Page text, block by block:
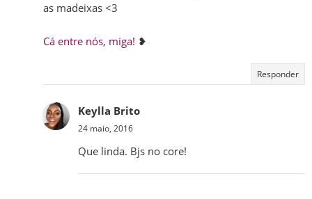
as madeixas <3
Cá entre nós, miga! ❥
Responder
Keylla Brito
24 maio, 2016
Que linda. Bjs no core!